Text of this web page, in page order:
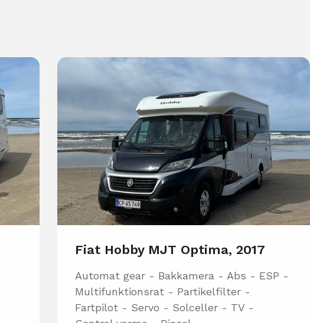
Fiat Hobby MJT Optima, 2017
Automat gear - Bakkamera - Abs - ESP -
Multifunktionsrat - Partikelfilter -
Fartpilot - Servo - Solceller - TV -